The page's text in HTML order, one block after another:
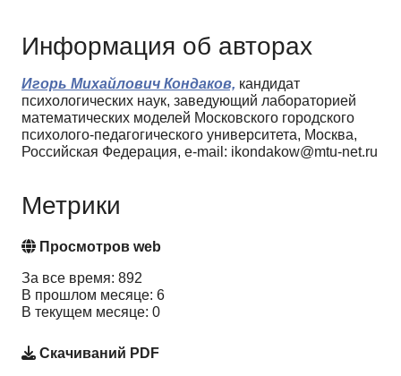
Информация об авторах
Игорь Михайлович Кондаков, кандидат
психологических наук, заведующий лабораторией
математических моделей Московского городского
психолого-педагогического университета, Москва,
Российская Федерация, e-mail: ikondakow@mtu-net.ru
Метрики
Просмотров web
За все время: 892
В прошлом месяце: 6
В текущем месяце: 0
Скачиваний PDF